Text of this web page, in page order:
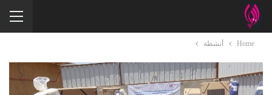
Home أنشطة